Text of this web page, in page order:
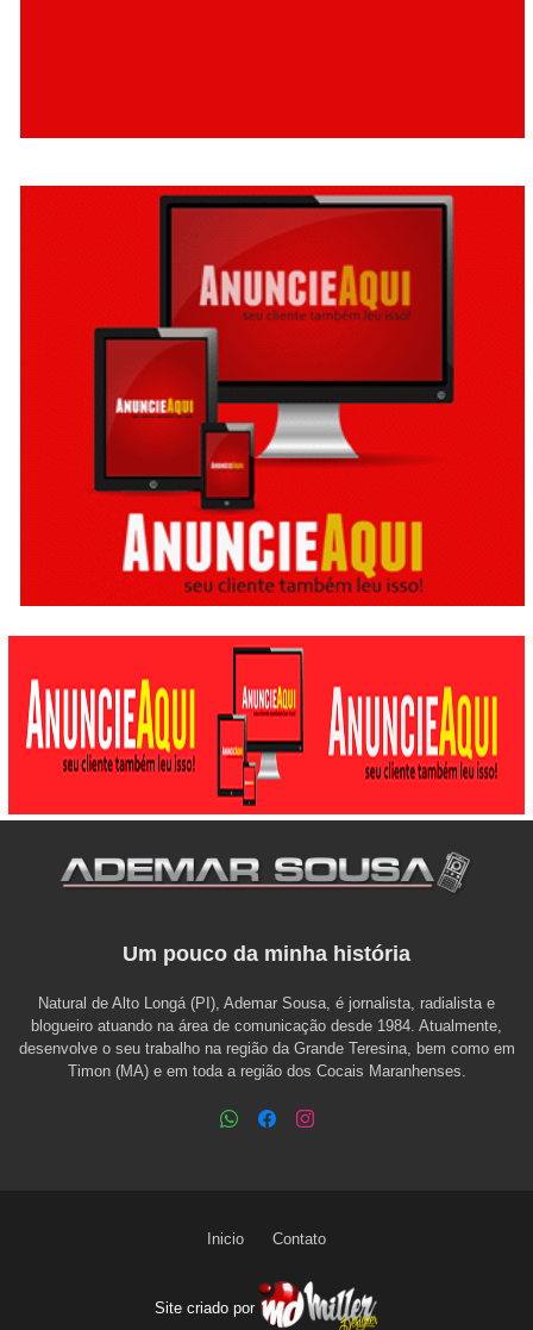
Um pouco da minha história
Natural de Alto Longá (PI), Ademar Sousa, é jornalista, radialista e
blogueiro atuando na área de comunicação desde 1984. Atualmente,
desenvolve o seu trabalho na região da Grande Teresina, bem como em
Timon (MA) e em toda a região dos Cocais Maranhenses.
Site criado por
Inicio Contato